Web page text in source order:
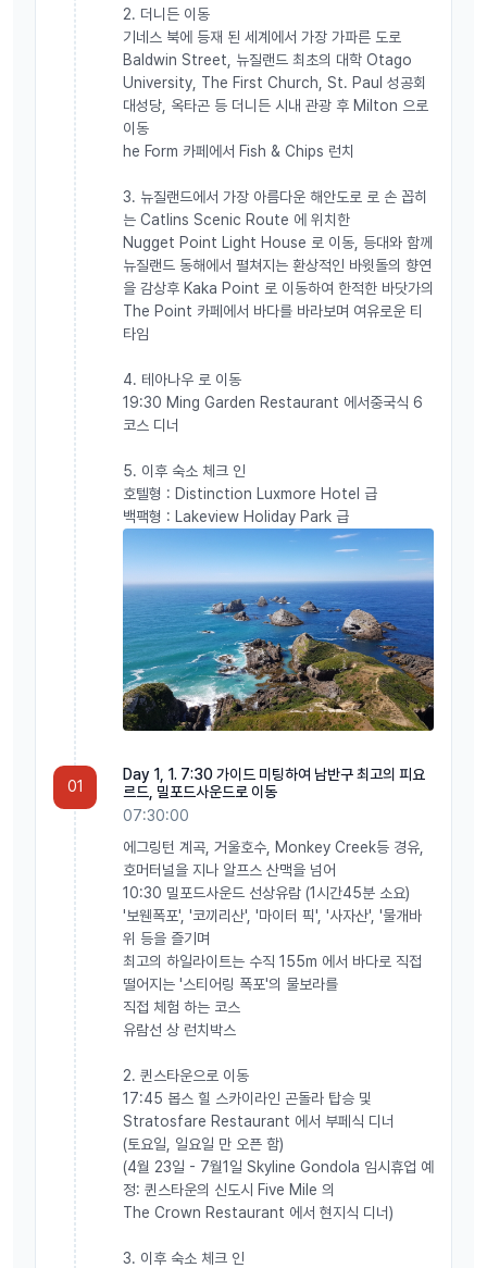
2. 더니든 이동
기네스 북에 등재 된 세계에서 가장 가파른 도로
Baldwin Street, 뉴질랜드 최초의 대학 Otago
University, The First Church, St. Paul 성공회
대성당, 옥타곤 등 더니든 시내 관광 후 Milton 으로
이동
he Form 카페에서 Fish & Chips 런치
3. 뉴질랜드에서 가장 아름다운 해안도로 로 손 꼽히
는 Catlins Scenic Route 에 위치한
Nugget Point Light House 로 이동, 등대와 함께
뉴질랜드 동해에서 펼쳐지는 환상적인 바윗돌의 향연
을 감상후 Kaka Point 로 이동하여 한적한 바닷가의
The Point 카페에서 바다를 바라보며 여유로운 티
타임
​4. 테아나우 로 이동
19:30 Ming Garden Restaurant 에서중국식 6
코스 디너
5. 이후 숙소 체크 인
호텔형 : Distinction Luxmore Hotel 급
백팩형 : Lakeview Holiday Park 급
01
Day 1, 1. 7:30 가이드 미팅하여 남반구 최고의 피요
르드, 밀포드사운드로 이동
07:30:00
에그링턴 계곡, 거울호수, Monkey Creek등 경유,
호머터널을 지나 알프스 산맥을 넘어
10:30 밀포드사운드 선상유람 (1시간45분 소요)
'보웬폭포', '코끼리산', '마이터 픽', '사자산', '물개바
위 등을 즐기며
최고의 하일라이트는 수직 155m 에서 바다로 직접
떨어지는 '스티어링 폭포'의 물보라를
직접 체험 하는 코스
유람선 상 런치박스
2. 퀸스타운으로 이동
​17:45 봅스 힐 스카이라인 곤돌라 탑승 및
Stratosfare Restaurant 에서 부페식 디너
​(토요일, 일요일 만 오픈 함)
​(4월 23일 - 7월1일 Skyline Gondola 임시휴업 예
정: 퀸스타운의 신도시 Five Mile 의
The Crown Restaurant 에서 현지식 디너)
3. 이후 숙소 체크 인